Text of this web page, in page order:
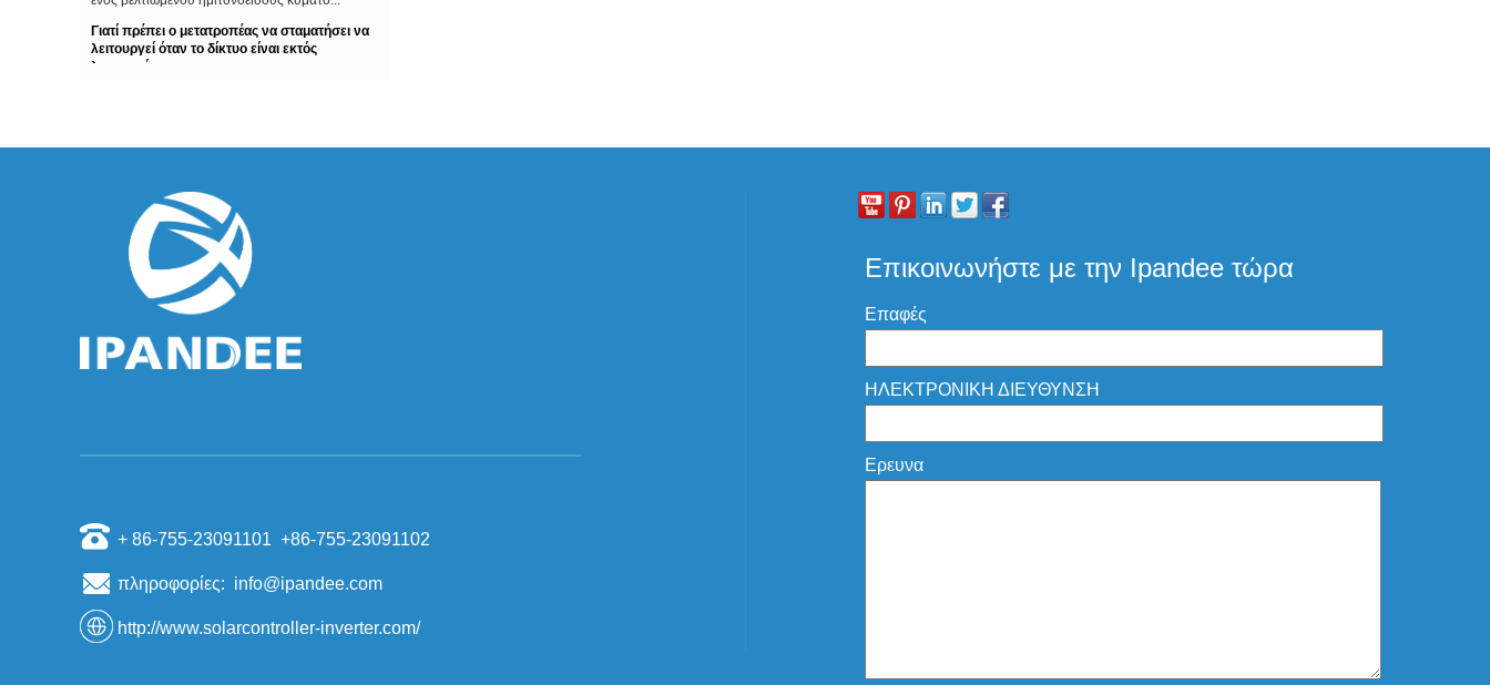
λειτουργεί όταν το δίκτυο είναι εκτός
λειτουργίας;
Οι επιστήμονες έχουν ανακαλύψει ότι η άμμος
μπορεί να κάνει υλικά από πυρίτιο ηλιακών
κυττάρων
Σύμφωνα με της Ιαπωνίας Kyodo News ανέφερε
στις 6 Νοεμβρίου, επισκέπτης καθηγητής στο Π...
αγορά αποθήκευσης
Ως νέος τύπος της αγοράς αποθήκευσης
υψηλότερη από τη χαμηλότερη τάση;
Στο φωτοβολταϊκό διασυνδεδεμένα μετατροπέα,
Πώς να λύσετε το πρόβλημα υπέρτασης του
μετατροπέα εναλλασσόμενου ρεύματος;
ΤώραΦωτοβολταϊκάΗ παραγωγή ηλεκτρικής
+ 86-755-23091101 +86-755-23091102
πληροφορίες: info@ipandee.com
http://www.solarcontroller-inverter.com/
Επικοινωνήστε με την Ipandee τώρα
Επαφές
ΗΛΕΚΤΡΟΝΙΚΗ ΔΙΕΥΘΥΝΣΗ
Ερευνα